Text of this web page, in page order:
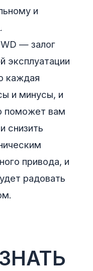
и
— залог
эксплуатации
каждая
и минусы, и
поможет вам
снизить
привода, и
радовать